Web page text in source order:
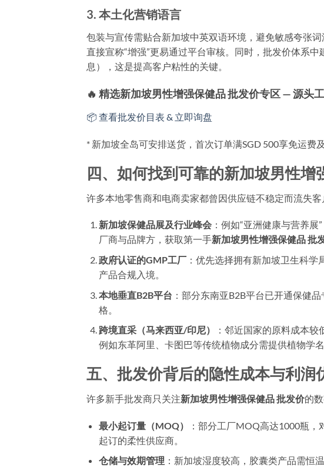
3. 本土化营销语言
包装与宣传需贴合新加坡中英双语环境，避免敏感夸张
直接宣称“增强”更易通过平台审核。同时，批发价体系
息），这是提高客户粘性的关键。
🔥 精选新加坡男性增强保健品 批发价专区 — 源头
📦 查看批发价目表 & 立即询盘
* 新加坡全岛可安排送货，首次订单满SGD 500享免运费
四、如何找到可靠的新加坡男性增
许多本地零售商和电商卖家都曾因供应链不稳定而流失客
新加坡保健品展及行业峰会：例如“亚洲健康与营养展
厂商与品牌方，获取第一手新加坡男性增强保健品 批
政府认证的GMP工厂：优先选择拥有新加坡卫生科学
产品合规入境。
本地垂直B2B平台 ：部分东南亚B2B平台已开通保健
格。
跨境直采（马来西亚/印尼）
：邻近国家的原料成本
例如东革阿里、卡图巴等传统植物成分需提供植物学名
五、批发价背后的隐性成本与利润
许多新手批发商只关注新加坡男性增强保健品 批发价的
最小起订量（MOQ）
：部分工厂MOQ高达1000瓶
起订的柔性供应商。
仓储与效期管理 ：新加坡湿度较高，胶囊类产品需恒